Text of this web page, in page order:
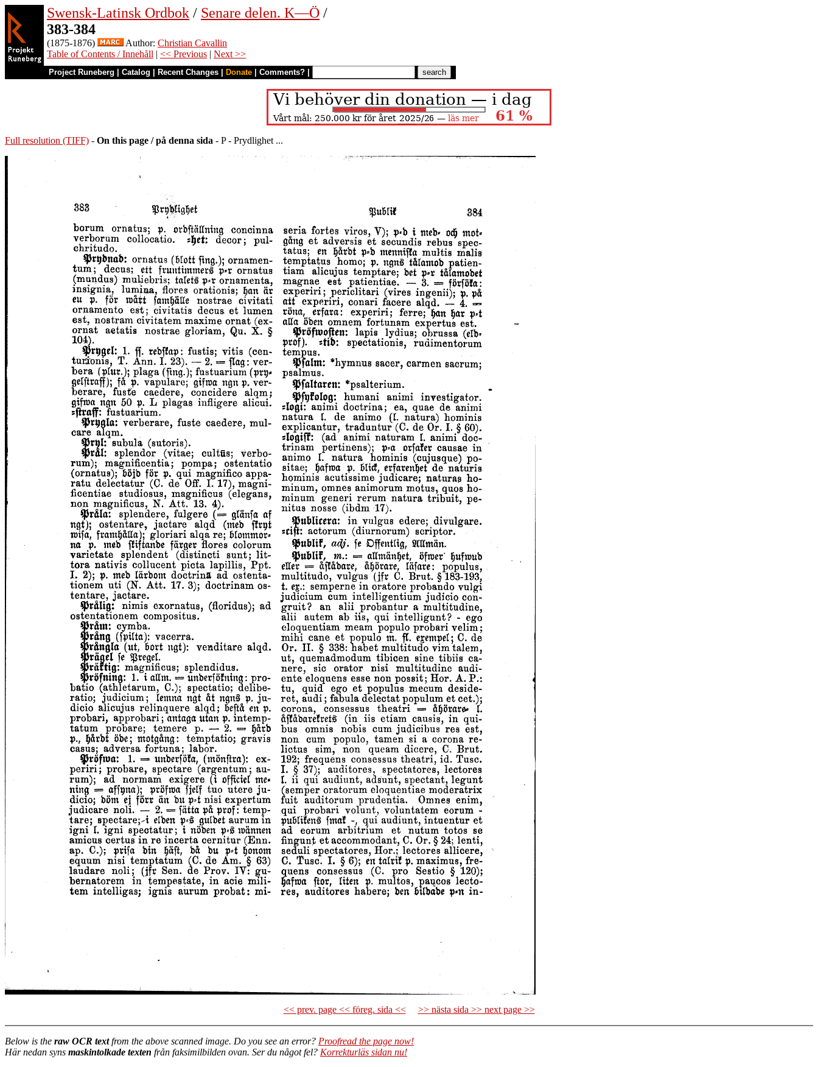
Swensk-Latinsk Ordbok / Senare delen. K—Ö /
383-384
(1875-1876) Author: Christian Cavallin
Table of Contents / Innehåll | << Previous | Next >>
Project Runeberg Catalog Recent Changes Donate Comments?
Full resolution (TIFF) - On this page / på denna sida - P - Prydlighet ...
<< prev. page << föreg. sida << >> nästa sida >> next page >>
Below is the raw OCR textfrom the above scanned image. Do you see an error? Proofread the page now!
Här nedan syns maskintolkade texten från faksimilbilden ovan. Ser du något fel? Korrekturläs sidan nu!